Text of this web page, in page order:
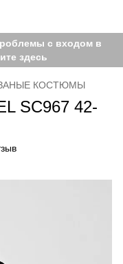
с входом в
здесь
КОСТЮМЫ
SC967 42-